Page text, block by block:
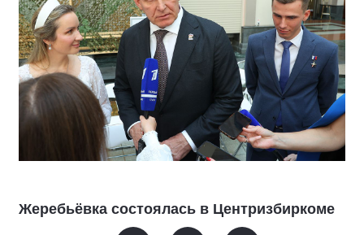
Жеребьёвка состоялась в Центризбиркоме